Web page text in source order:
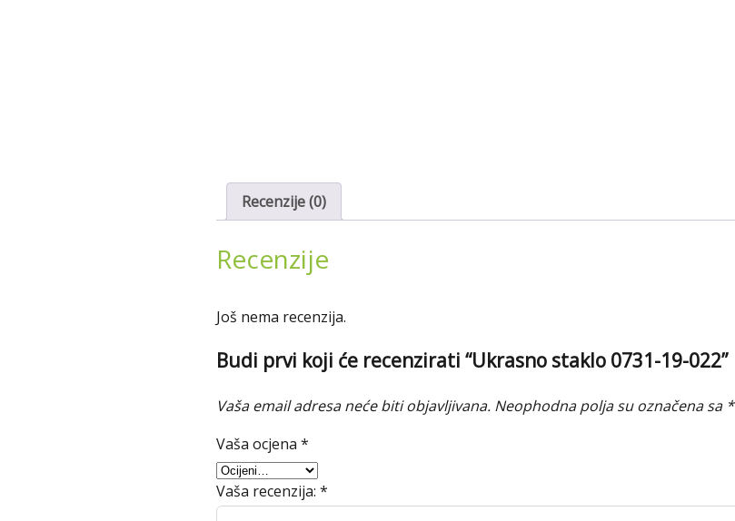
Recenzije (0)
Recenzije
Još nema recenzija.
Budi prvi koji će recenzirati “Ukrasno staklo 0731-19-022”
Vaša email adresa neće biti objavljivana. Neophodna polja su označena sa *
Vaša ocjena *
Vaša recenzija: *